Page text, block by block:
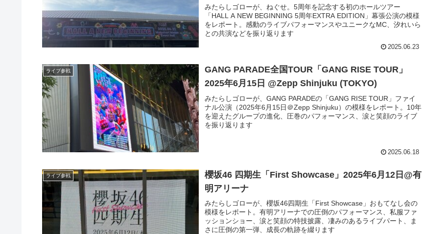
みたらしゴローが、ねぐせ。5周年を記念する初のホールツアー
「HALL A NEW BEGINNING 5周年EXTRA EDITION」幕張公演の模様
をレポート。感動のライブパフォーマンスやユニークなMC、汐れいら
との共演などを振り返ります
2025.06.23
ライブ参戦
GANG PARADE全国TOUR「GANG RISE TOUR」
2025年6月15日 @Zepp Shinjuku (TOKYO)
みたらしゴローが、GANG PARADEの「GANG RISE TOUR」ファイ
ナル公演（2025年6月15日＠Zepp Shinjuku）の模様をレポート。10年
を迎えたグループの進化、圧巻のパフォーマンス、涙と笑顔のライブ
を振り返ります
2025.06.18
ライブ参戦
櫻坂46 四期生「First Showcase」2025年6月12日@有
明アリーナ
みたらしゴローが、櫻坂46四期生「First Showcase」おもてなし会の
模様をレポート。有明アリーナでの圧倒のパフォーマンス、私服ファ
ッションショー、涙と笑顔の特技披露、凄みのあるライブパート、ま
さに圧倒の第一弾、成長の軌跡を綴ります